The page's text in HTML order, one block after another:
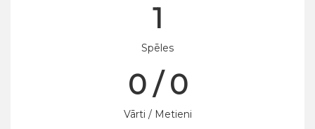
1
Spēles
0 / 0
Vārti / Metieni